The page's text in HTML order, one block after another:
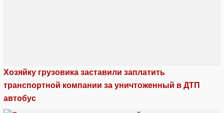
Хозяйку грузовика заставили заплатить
транспортной компании за уничтоженный в ДТП
автобус